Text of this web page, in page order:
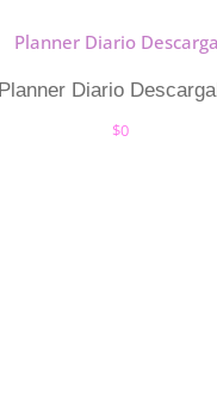
Planner Diario
$0